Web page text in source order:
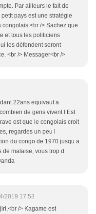
Par ailleurs le fait de
pays est une stratégie
/> Sachez que
et tous les politiciens
les défendent seront
<br /> Messager<br />
22ans equivaut a
de gens vivent l Est
est que le congolais croit
regardes un peu l
du congo de 1970 jusqu a
de malaise, vous trop d
2019 17:53
/> Kagame est